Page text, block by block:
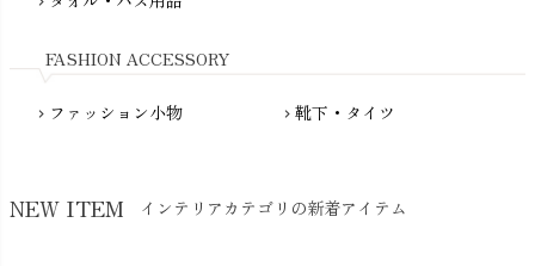
FASHION ACCESSORY
chevron_right ファッション小物 chevron_right 靴下・タイツ
NEW ITEM インテリアカテゴリの新着アイテム